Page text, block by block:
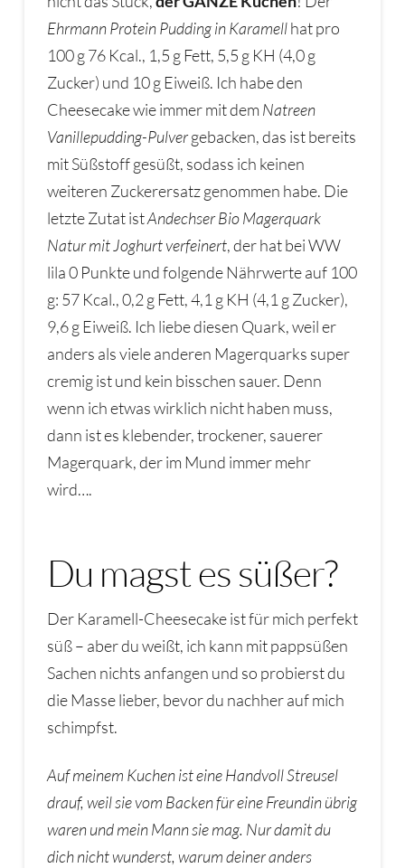
Ehrmann Protein Pudding in Karamellhat pro
100 g 76 Kcal., 1,5 g Fett, 5,5 g KH (4,0 g
Zucker) und 10 g Eiweiß. Ich habe den
Cheesecake wie immer mit dem Natreen
Vanillepudding-Pulvergebacken, das ist bereits
mit Süßstoff gesüßt, sodass ich keinen
weiteren Zuckerersatz genommen habe. Die
letzte Zutat istAndechser Bio Magerquark
Natur mit Joghurt verfeinert, der hat bei WW
lila 0 Punkte und folgende Nährwerte auf 100
g: 57 Kcal., 0,2 g Fett, 4,1 g KH (4,1 g Zucker),
9,6 g Eiweiß. Ich liebe diesen Quark, weil er
anders als viele anderen Magerquarks super
cremig ist und kein bisschen sauer. Denn
wenn ich etwas wirklich nicht haben muss,
dann ist es klebender, trockener, sauerer
Magerquark, der im Mund immer mehr
wird….
Du magst es süßer?
Der Karamell-Cheesecake ist für mich perfekt
süß – aber du weißt, ich kann mit pappsüßen
Sachen nichts anfangen und so probierst du
die Masse lieber, bevor du nachher auf mich
schimpfst.
Auf meinem Kuchen ist eine Handvoll Streusel
drauf, weil sie vom Backen für eine Freundin übrig
waren und mein Mann sie mag. Nur damit du
dich nicht wunderst, warum deiner anders